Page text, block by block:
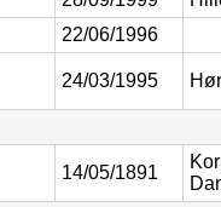
22/06/1996
24/03/1995
14/05/1891